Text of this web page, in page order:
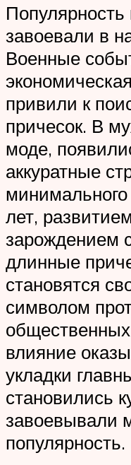
Популярность
завоевали в
Военные
привили к
причесок. В
моде,
аккуратные
лет,
зарождением
длинные
становятся
символом
влияние
укладки
становились
завоевывали
популярность.